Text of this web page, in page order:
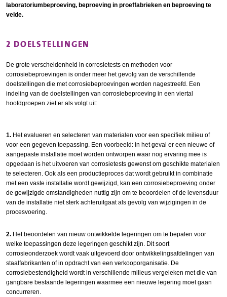
laboratoriumbeproeving, beproeving in proeffabrieken en beproeving te
velde.
2 DOELSTELLINGEN
De grote verscheidenheid in corrosietests en methoden voor
corrosiebeproevingen is onder meer het gevolg van de verschillende
doelstellingen die met corrosiebeproevingen worden nagestreefd. Een
indeling van de doelstellingen van corrosiebeproeving in een viertal
hoofdgroepen ziet er als volgt uit:
1. Het evalueren en selecteren van materialen voor een specifiek milieu of
voor een gegeven toepassing. Een voorbeeld: in het geval er een nieuwe of
aangepaste installatie moet worden ontworpen waar nog ervaring mee is
opgedaan is het uitvoeren van corrosietests gewenst om geschikte materialen
te selecteren. Ook als een productieproces dat wordt gebruikt in combinatie
met een vaste installatie wordt gewijzigd, kan een corrosiebeproeving onder
de gewijzigde omstandigheden nuttig zijn om te beoordelen of de levensduur
van de installatie niet sterk achteruitgaat als gevolg van wijzigingen in de
procesvoering.
2. Het beoordelen van nieuw ontwikkelde legeringen om te bepalen voor
welke toepassingen deze legeringen geschikt zijn. Dit soort
corrosieonderzoek wordt vaak uitgevoerd door ontwikkelingsafdelingen van
staalfabrikanten of in opdracht van een verkooporganisatie. De
corrosiebestendigheid wordt in verschillende milieus vergeleken met die van
gangbare bestaande legeringen waarmee een nieuwe legering moet gaan
concurreren.